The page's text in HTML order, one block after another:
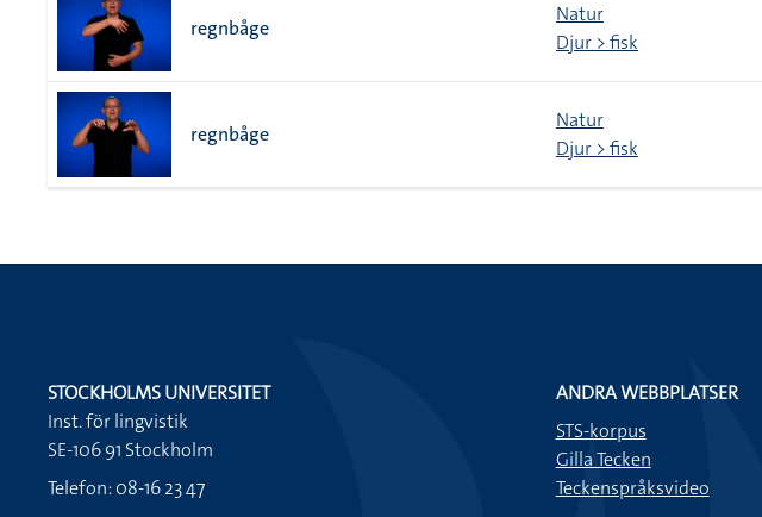
regnbåge
Natur
Djur > fisk
regnbåge
Natur
Djur > fisk
STOCKHOLMS UNIVERSITET
Inst. för lingvistik
SE-106 91 Stockholm
Telefon: 08-16 23 47
ANDRA WEBBPLATSER
STS-korpus
Gilla Tecken
Teckenspråksvideo